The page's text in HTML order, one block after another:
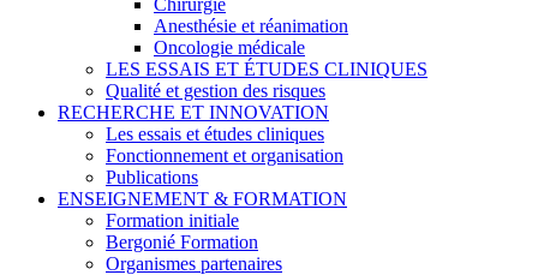
Chirurgie
Anesthésie et réanimation
Oncologie médicale
LES ESSAIS ET ÉTUDES CLINIQUES
Qualité et gestion des risques
RECHERCHE ET INNOVATION
Les essais et études cliniques
Fonctionnement et organisation
Publications
ENSEIGNEMENT & FORMATION
Formation initiale
Bergonié Formation
Organismes partenaires